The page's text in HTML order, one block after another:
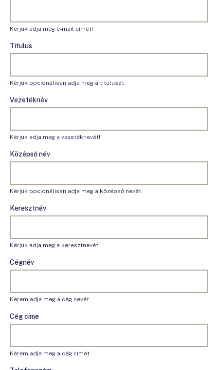
Kérjük adja meg e-mail címét!
Titulus
Kérjük opcionálisan adja meg a titulusát.
Vezetéknév
Kérjük adja meg a vezetéknevét!
Középső név
Kérjük opcionálisan adja meg a középső nevét.
Keresztnév
Kérjük adja meg a keresztnevét!
Cégnév
Kérem adja meg a cég nevét
Cég címe
Kérem adja meg a cég címét